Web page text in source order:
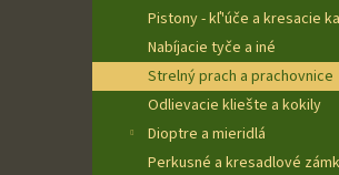
Pistony - kľ'úče a kresacie
Nabíjacie tyče a iné
Strelný prach a prachovnice
Odlievacie kliešte a kokily
Dioptre a mieridlá
Perkusné a kresadlové